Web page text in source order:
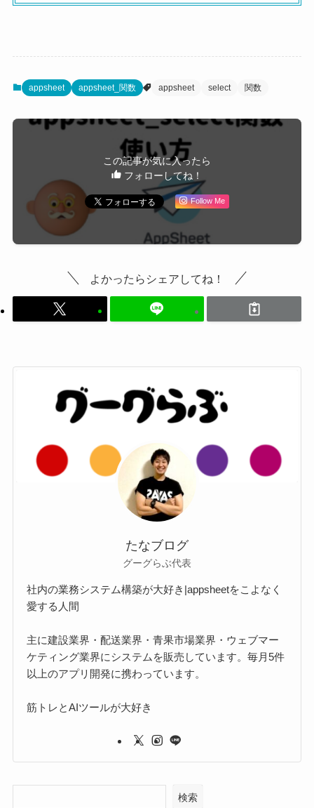
appsheet appsheet_関数 appsheet select 関数
この記事が気に入ったら
フォローしてね！
Follow Me
よかったらシェアしてね！
たなブログ
グーグらぶ代表
社内の業務システム構築が大好き|appsheetをこよなく
愛する人間
主に建設業界・配送業界・青果市場業界・ウェブマー
ケティング業界にシステムを販売しています。毎月5件
以上のアプリ開発に携わっています。
筋トレとAIツールが大好き
検索